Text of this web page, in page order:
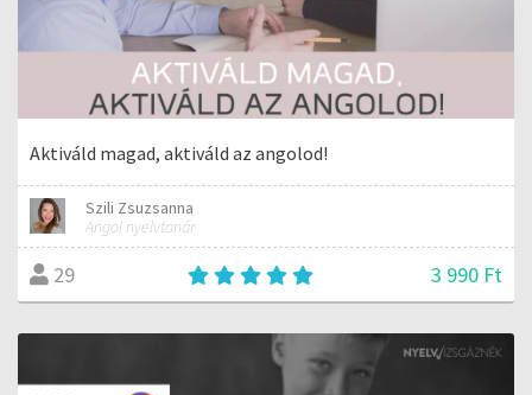
Aktiváld magad, aktiváld az angolod!
Szili Zsuzsanna
Angol nyelvtanár
29 3 990 Ft